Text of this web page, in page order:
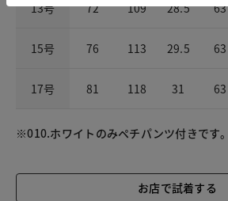
13号 72 109 28.5 63
15号 76 113 29.5 63
17号 81 118 31 63
※010.ホワイトのみペチパンツ付きです。
お店で試着する